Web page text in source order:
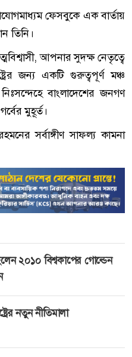
ফেসবুকে এক বার্তায়
তিনি।
আপনার সুদক্ষ নেতৃত্বে
জন্য একটি গুরুত্বপূর্ণ মঞ্চ
বাংলাদেশের জনগণ
মুহূর্ত।
সর্বাঙ্গীণ সাফল্য কামনা
২০১০ বিশ্বকাপের গোল্ডেন
নতুন নীতিমালা